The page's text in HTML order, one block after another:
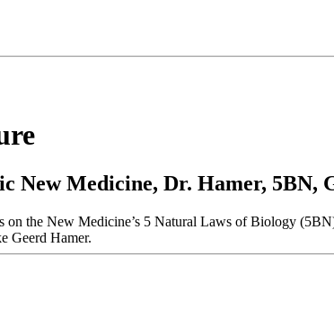
New Medicine, Dr. Hamer,
on the New Medicine’s 5 Natural Laws of Biology
Geerd Hamer.